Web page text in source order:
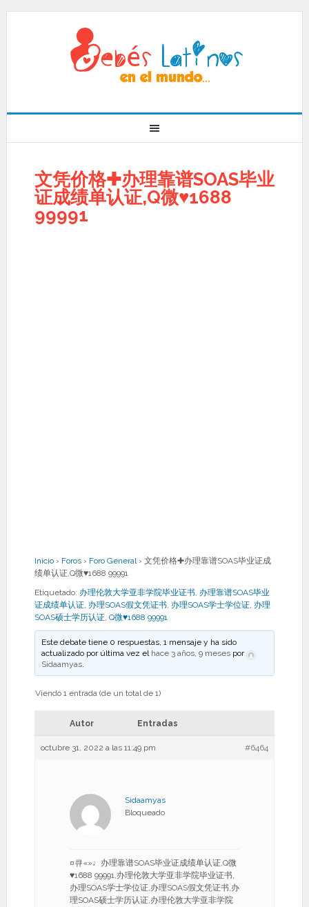
文凭价格✚办理靠谱SOAS毕业
证成绩单认证,Q微♥1688
99991
Inicio › Foros › Foro General › 文凭价格✚办理靠谱SOAS毕业证成
绩单认证,Q微♥1688 99991
Etiquetado: 办理伦敦大学亚非学院毕业证书, 办理靠谱SOAS毕业
证成绩单认证, 办理SOAS假文凭证书, 办理SOAS学士学位证, 办理
SOAS硕士学历认证, Q微♥1688 99991
Este debate tiene 0 respuestas, 1 mensaje y ha sido
actualizado por última vez el hace 3 años, 9 meses por
Sidaamyas.
Viendo 1 entrada (de un total de 1)
Autor Entradas
octubre 31, 2022 a las 11:49 pm #6464
Sidaamyas
Bloqueado
¤큐«»♩办理靠谱SOAS毕业证成绩单认证,Q微
♥1688 99991,办理伦敦大学亚非学院毕业证书,
办理SOAS学士学位证,办理SOAS假文凭证书,办
理SOAS硕士学历认证,办理伦敦大学亚非学院